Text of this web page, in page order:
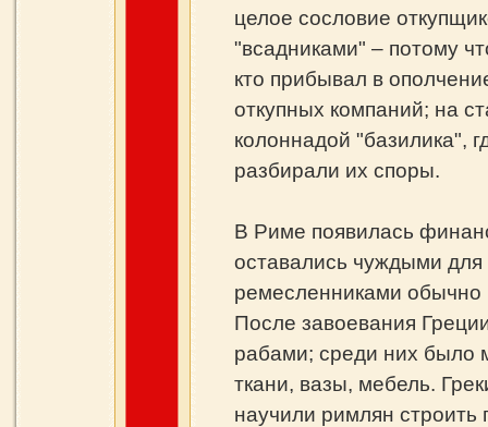
целое сословие
"всадниками" – потому
кто прибывал в
откупных компаний; на
колоннадой "базилика",
разбирали их споры.
В Риме появилась
оставались чуждыми для
ремесленниками обычно
После завоевания
рабами; среди них было
ткани, вазы, мебель.
научили римлян